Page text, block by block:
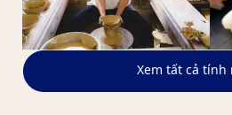
Xem tất cả tính